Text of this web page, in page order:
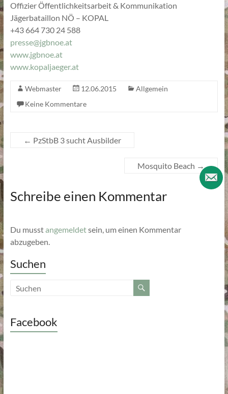
Offizier Öffentlichkeitsarbeit & Kommunikation
Jägerbataillon NÖ – KOPAL
+43 664 730 24 588
presse@jgbnoe.at
www.jgbnoe.at
www.kopaljaeger.at
Webmaster 12.06.2015
Allgemein
Keine Kommentare
← PzStbB 3 sucht Ausbilder
Mosquito Beach →
Schreibe einen Kommentar
Du musstangemeldetsein, um einen Kommentar
abzugeben.
Suchen
Facebook